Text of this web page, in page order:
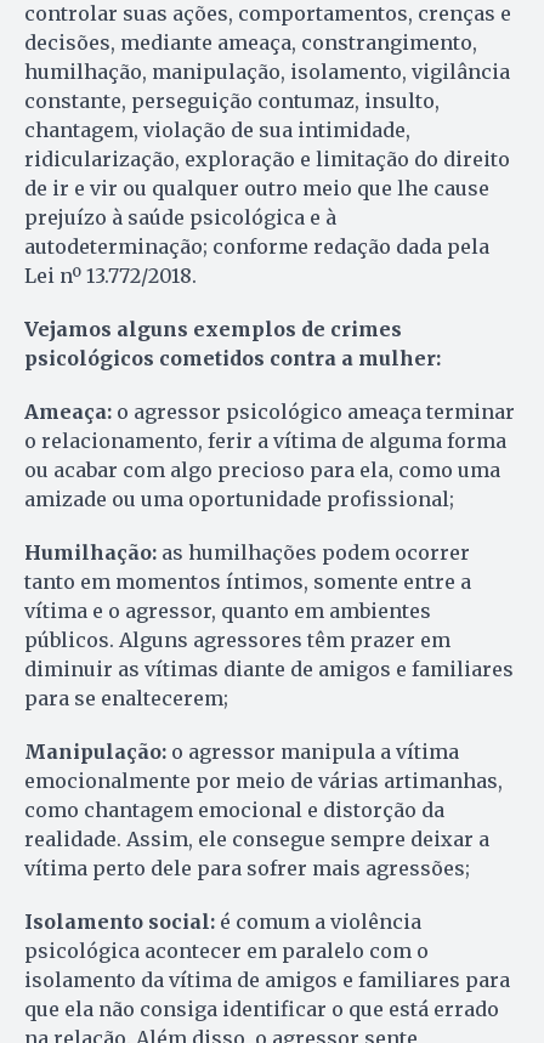
controlar suas ações, comportamentos, crenças e
decisões, mediante ameaça, constrangimento,
humilhação, manipulação, isolamento, vigilância
constante, perseguição contumaz, insulto,
chantagem, violação de sua intimidade,
ridicularização, exploração e limitação do direito
de ir e vir ou qualquer outro meio que lhe cause
prejuízo à saúde psicológica e à
autodeterminação; conforme redação dada pela
Lei nº 13.772/2018.
Vejamos alguns exemplos de crimes
psicológicos cometidos contra a mulher:
Ameaça: o agressor psicológico ameaça terminar
o relacionamento, ferir a vítima de alguma forma
ou acabar com algo precioso para ela, como uma
amizade ou uma oportunidade profissional;
Humilhação: as humilhações podem ocorrer
tanto em momentos íntimos, somente entre a
vítima e o agressor, quanto em ambientes
públicos. Alguns agressores têm prazer em
diminuir as vítimas diante de amigos e familiares
para se enaltecerem;
Manipulação: o agressor manipula a vítima
emocionalmente por meio de várias artimanhas,
como chantagem emocional e distorção da
realidade. Assim, ele consegue sempre deixar a
vítima perto dele para sofrer mais agressões;
Isolamento social: é comum a violência
psicológica acontecer em paralelo com o
isolamento da vítima de amigos e familiares para
que ela não consiga identificar o que está errado